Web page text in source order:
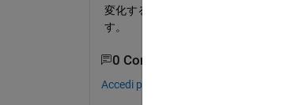
変化するのはfunでそれぞれ
す。
0 Commenti
Accedi per commentare.